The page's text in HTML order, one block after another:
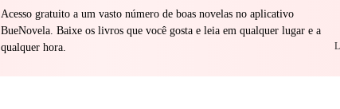
Acesso gratuito a um vasto número de boas novelas no aplicativo
BueNovela. Baixe os livros que você gosta e leia em qualquer lugar e a
qualquer hora.